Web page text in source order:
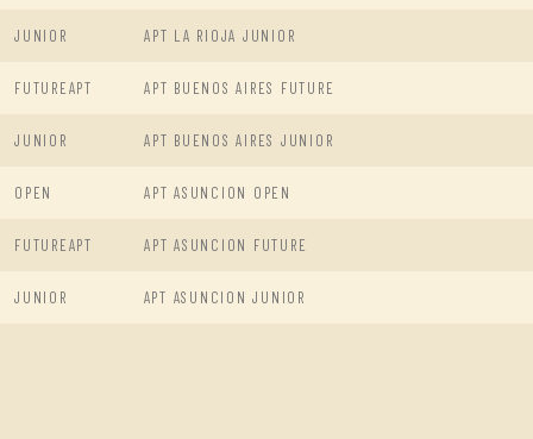
JUNIOR APT LA RIOJA JUNIOR
FUTUREAPT APT BUENOS AIRES FUTURE
JUNIOR APT BUENOS AIRES JUNIOR
OPEN APT ASUNCION OPEN
FUTUREAPT APT ASUNCION FUTURE
JUNIOR APT ASUNCION JUNIOR